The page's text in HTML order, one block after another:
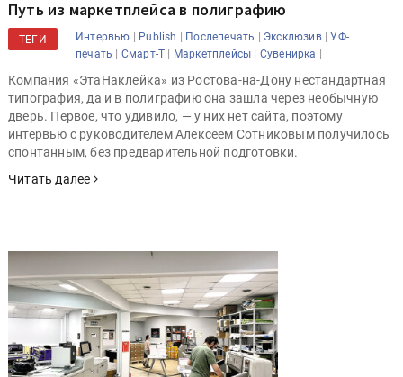
Путь из маркетплейса в полиграфию
ТЕГИ Интервью | Publish | Послепечать | Эксклюзив|УФ-
печать | Смарт-Т | Маркетплейсы | Сувенирка |
Компания «ЭтаНаклейка» из Ростова-на-Дону нестандартная
типография, да и в полиграфию она зашла через необычную
дверь. Первое, что удивило, — у них нет сайта, поэтому
интервью с руководителем Алексеем Сотниковым получилось
спонтанным, без предварительной подготовки.
Читать далее